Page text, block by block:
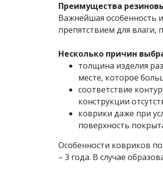
Преимущества
Важнейшая особенность
препятствием для влаги,
Несколько причин
толщина изделия
месте, которое
соответствие
конструкции
коврики даже при
поверхность
Особенности ковриков
– 3 года. В случае